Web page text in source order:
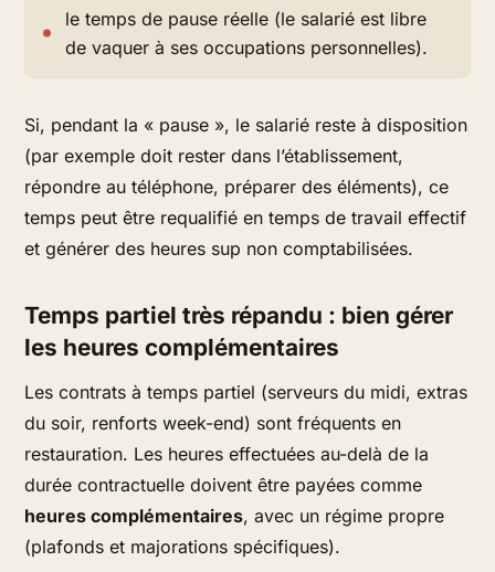
le temps de pause réelle (le salarié est libre
de vaquer à ses occupations personnelles).
Si, pendant la « pause », le salarié reste à disposition
(par exemple doit rester dans l’établissement,
répondre au téléphone, préparer des éléments), ce
temps peut être requalifié en temps de travail effectif
et générer des heures sup non comptabilisées.
Temps partiel très répandu : bien gérer
les heures complémentaires
Les contrats à temps partiel (serveurs du midi, extras
du soir, renforts week-end) sont fréquents en
restauration. Les heures effectuées au-delà de la
durée contractuelle doivent être payées comme
heures complémentaires, avec un régime propre
(plafonds et majorations spécifiques).